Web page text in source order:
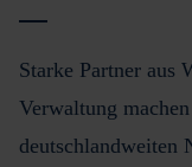
Starke Partner aus
Verwaltung
deutschlandweiten